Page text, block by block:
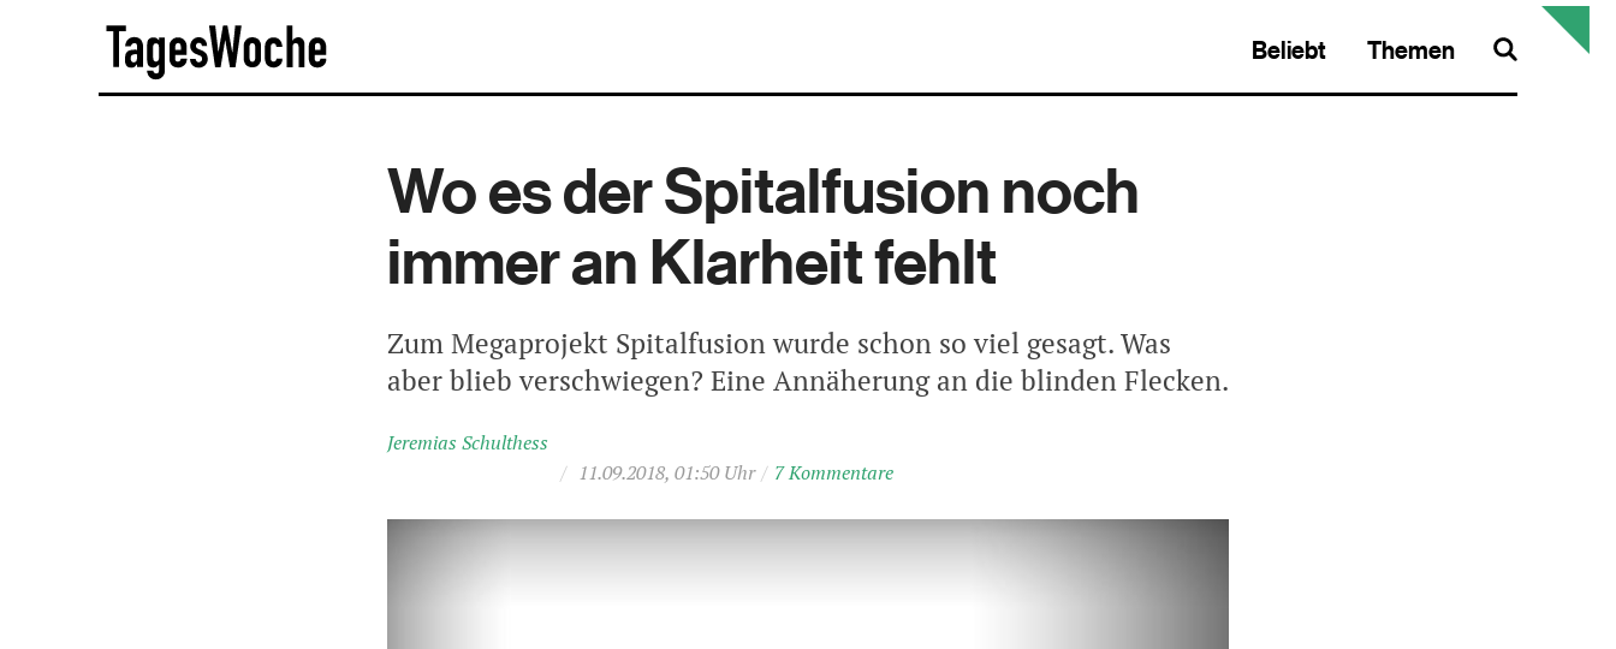
Beliebt Themen
Wo es der Spitalfusion noch
immer an Klarheit fehlt
Zum Megaprojekt Spitalfusion wurde schon so viel gesagt. Was
aber blieb verschwiegen? Eine Annäherung an die blinden Flecken.
Jeremias Schulthess
/ 11.09.2018, 01:50 Uhr / 7 Kommentare